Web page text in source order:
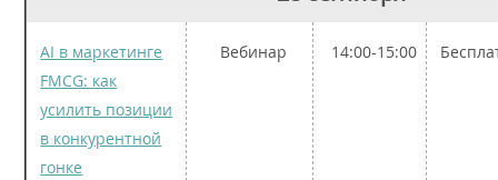
AI в маркетинге
FMCG: как
усилить позиции
в конкурентной
гонке
Вебинар 14:00-15:00